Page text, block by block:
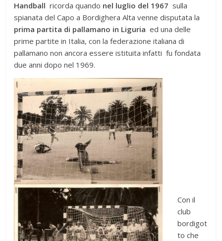
Handball ricorda quando nel luglio del 1967 sulla
spianata del Capo a Bordighera Alta venne disputata la
prima partita di pallamano in Liguria ed una delle
prime partite in Italia, con la federazione italiana di
pallamano non ancora essere istituita infatti fu fondata
due anni dopo nel 1969.
Con il
club
bordigot
to che